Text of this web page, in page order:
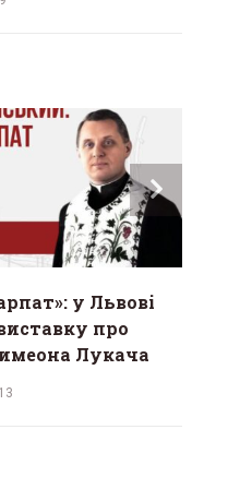
у Львові
про
Лукача